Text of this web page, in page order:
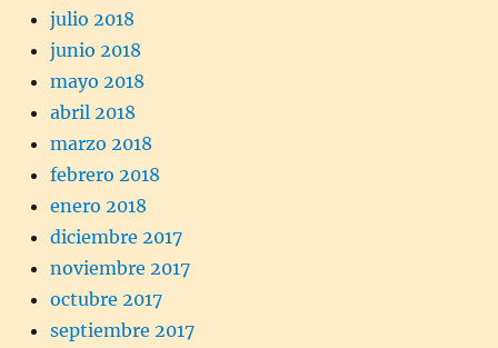
julio 2018
junio 2018
mayo 2018
abril 2018
marzo 2018
febrero 2018
enero 2018
diciembre 2017
noviembre 2017
octubre 2017
septiembre 2017